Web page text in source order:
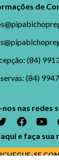
de
(84)
(84)
nos nas redes
e faça sua
SE